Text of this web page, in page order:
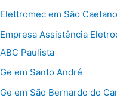
Elettromec em São
Empresa Assistência
ABC Paulista
Ge em Santo André
Ge em São Bernardo do